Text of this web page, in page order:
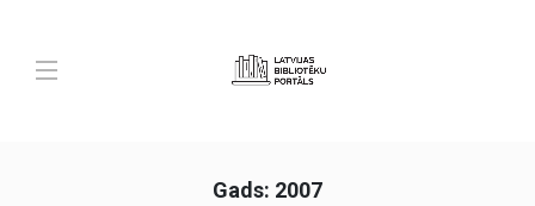
Gads: 2007